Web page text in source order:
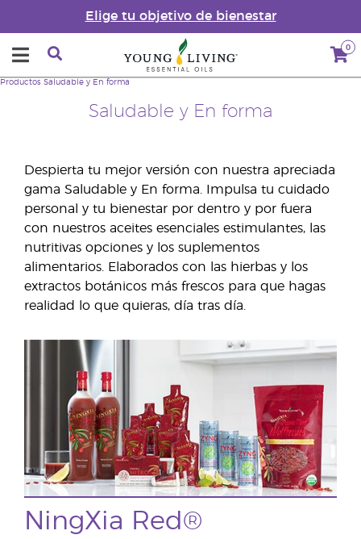
Elige tu objetivo de bienestar
0
Saludable y En forma
Productos Saludable y En forma
Despierta tu mejor versión con nuestra apreciada
gama Saludable y En forma. Impulsa tu cuidado
personal y tu bienestar por dentro y por fuera
con nuestros aceites esenciales estimulantes, las
nutritivas opciones y los suplementos
alimentarios. Elaborados con las hierbas y los
extractos botánicos más frescos para que hagas
realidad lo que quieras, día tras día.
NingXia Red®